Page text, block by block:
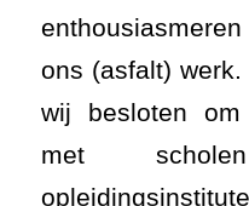
ons (asfalt)
wij besloten om
met